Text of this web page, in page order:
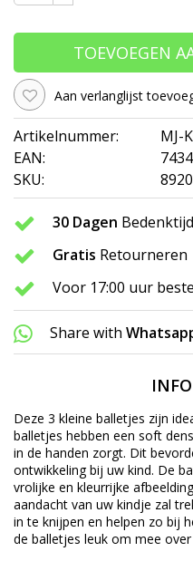
TOEVOEGEN
Aan verlanglijst
Artikelnummer:
MJ-
EAN:
SKU:
30 Dagen Bedenktijd
Gratis Retourneren
Voor 17:00 uur
Share with
Deze 3 kleine balletjes zijn
balletjes hebben een soft
in de handen zorgt. Dit
ontwikkeling bij uw kind. De
vrolijke en kleurrijke
aandacht van uw kindje zal
in te knijpen en helpen zo bij
de balletjes leuk om mee